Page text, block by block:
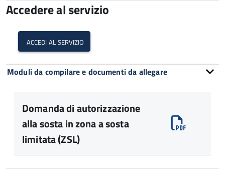
Accedere al servizio
accedi al servizio
Moduli da compilare e documenti da allegare
Domanda di autorizzazione
alla sosta in zona a sosta
limitata (ZSL)